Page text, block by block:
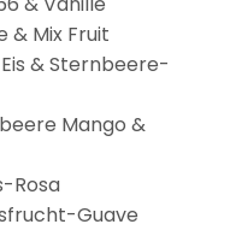
& Mix Fruit
& Sternbeere-
Mango &
Rosa
Guave